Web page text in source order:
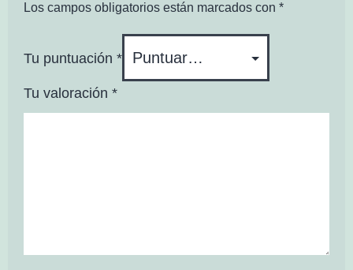
Los campos obligatorios están marcados con *
Tu puntuación *
Tu valoración *